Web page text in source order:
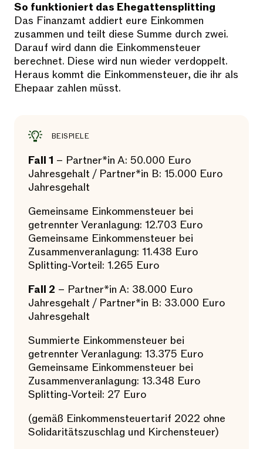
So funktioniert das Ehegattensplitting
Das Finanzamt addiert eure Einkommen
zusammen und teilt diese Summe durch zwei.
Darauf wird dann die Einkommensteuer
berechnet. Diese wird nun wieder verdoppelt.
Heraus kommt die Einkommensteuer, die ihr als
Ehepaar zahlen müsst.
BEISPIELE
Fall 1 – Partner*in A: 50.000 Euro
Jahresgehalt / Partner*in B: 15.000 Euro
Jahresgehalt
Gemeinsame Einkommensteuer bei
getrennter Veranlagung: 12.703 Euro
Gemeinsame Einkommensteuer bei
Zusammenveranlagung: 11.438 Euro
Splitting-Vorteil: 1.265 Euro
Fall 2 – Partner*in A: 38.000 Euro
Jahresgehalt / Partner*in B: 33.000 Euro
Jahresgehalt
Summierte Einkommensteuer bei
getrennter Veranlagung: 13.375 Euro
Gemeinsame Einkommensteuer bei
Zusammenveranlagung: 13.348 Euro
Splitting-Vorteil: 27 Euro
(gemäß Einkommensteuertarif 2022 ohne
Solidaritätszuschlag und Kirchensteuer)